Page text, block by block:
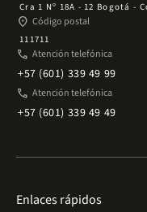
Cra 1 Nº 18A - 12 Bogotá -
place Código postal
111711
phone Atención telefónica
+57 (601) 339 49 99
phone Atención telefónica
+57 (601) 339 49 49
Enlaces rápidos